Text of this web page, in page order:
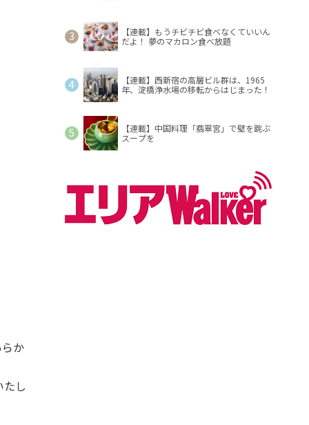
か
し
【連載】もうチビチビ食べなくていいん
だよ！ 夢のマカロン食べ放題
【連載】西新宿の高層ビル群は、1965
年、淀橋浄水場の移転からはじまった！
【連載】中国料理「翡翠宮」で壁を跳ぶ
スープを